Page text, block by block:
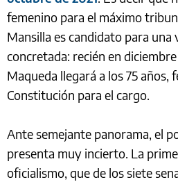
femenino para el máximo
Mansilla es candidato para una
concretada: recién en
Maqueda llegará a los 75 años,
Constitución para el cargo.
Ante semejante panorama, el
presenta muy incierto. La
oficialismo, que de los siete